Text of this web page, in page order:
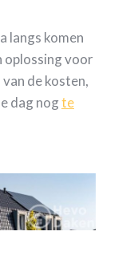
langs komen
oplossing voor
de kosten,
dag nogte